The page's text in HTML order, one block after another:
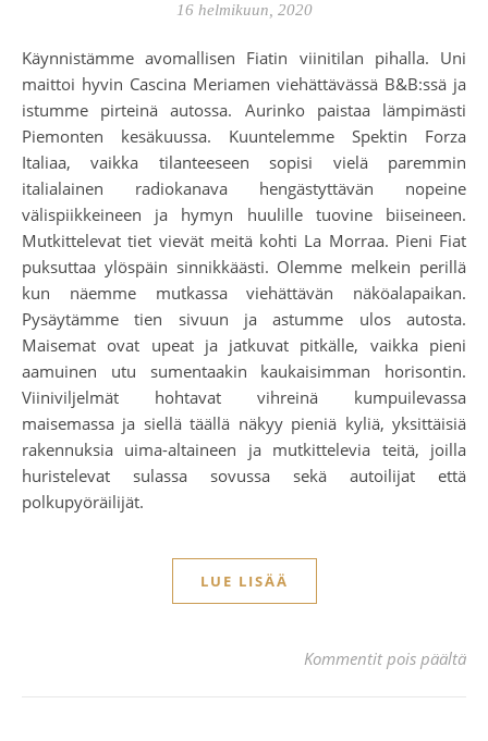
16 helmikuun, 2020
Käynnistämme avomallisen Fiatin viinitilan pihalla. Uni
maittoi hyvin Cascina Meriamen viehättävässä B&B:ssä ja
istumme pirteinä autossa. Aurinko paistaa lämpimästi
Piemonten kesäkuussa. Kuuntelemme Spektin Forza
Italiaa, vaikka tilanteeseen sopisi vielä paremmin
italialainen radiokanava hengästyttävän nopeine
välispiikkeineen ja hymyn huulille tuovine biiseineen.
Mutkittelevat tiet vievät meitä kohti La Morraa. Pieni Fiat
puksuttaa ylöspäin sinnikkäästi. Olemme melkein perillä
kun näemme mutkassa viehättävän näköalapaikan.
Pysäytämme tien sivuun ja astumme ulos autosta.
Maisemat ovat upeat ja jatkuvat pitkälle, vaikka pieni
aamuinen utu sumentaakin kaukaisimman horisontin.
Viiniviljelmät hohtavat vihreinä kumpuilevassa
maisemassa ja siellä täällä näkyy pieniä kyliä, yksittäisiä
rakennuksia uima-altaineen ja mutkittelevia teitä, joilla
huristelevat sulassa sovussa sekä autoilijat että
polkupyöräilijät.
LUE LISÄÄ
Kommentit pois päältä